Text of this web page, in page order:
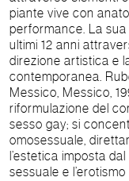
piante vive con
performance. La
ultimi 12 anni
direzione artistica e
contemporanea. Rubén Fabbri (Cuuahtemoc, Città del
Messico, Messico,
riformulazione del
sesso gay; si
omosessuale,
l’estetica imposta
sessuale e